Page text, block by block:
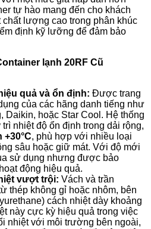
tự hào mang đến cho khách
lượng cao trong phân khúc
định kỹ lưỡng để đảm bảo
lạnh 20RF Cũ
quả và ổn định: Được trang
của các hãng danh tiếng như
Daikin, hoặc Star Cool. Hệ thống
nhiệt độ ổn định trong dải rộng,
+30°C, phù hợp với nhiều loại
sâu hoặc giữ mát. Với độ mới
sử dụng nhưng được bảo
động hiệu quả.
vượt trội: Vách và trần
thép không gỉ hoặc nhôm, bên
cách nhiệt dày khoảng
này cực kỳ hiệu quả trong việc
nhiệt với môi trường bên ngoài,